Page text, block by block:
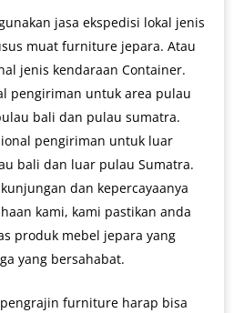
jasa ekspedisi lokal jenis
muat furniture jepara. Atau
jenis kendaraan Container.
pengiriman untuk area pulau
bali dan pulau sumatra.
pengiriman untuk luar
bali dan luar pulau Sumatra.
dan kepercayaanya
kami, kami pastikan anda
produk mebel jepara yang
yang bersahabat.
furniture harap bisa